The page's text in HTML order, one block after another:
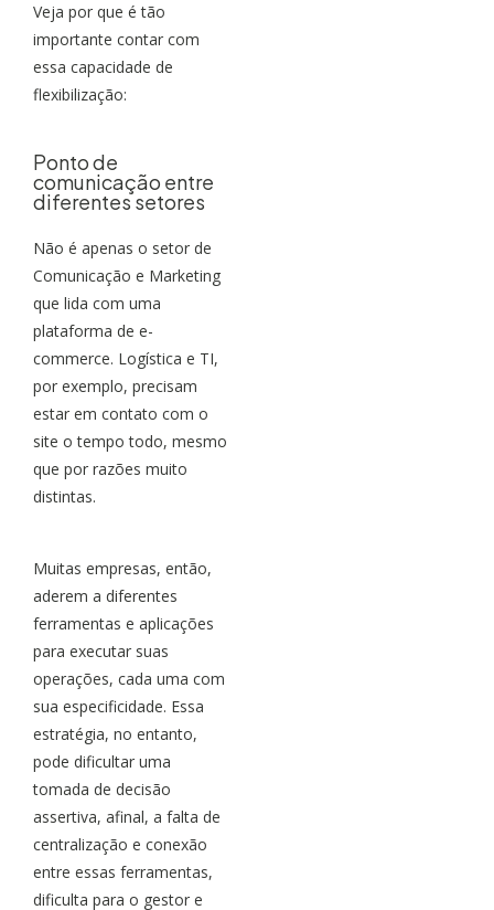
Veja por que é tão
importante contar com
essa capacidade de
flexibilização:
Ponto de
comunicação entre
diferentes setores
Não é apenas o setor de
Comunicação e Marketing
que lida com uma
plataforma de e-
commerce. Logística e TI,
por exemplo, precisam
estar em contato com o
site o tempo todo, mesmo
que por razões muito
distintas.
Muitas empresas, então,
aderem a diferentes
ferramentas e aplicações
para executar suas
operações, cada uma com
sua especificidade. Essa
estratégia, no entanto,
pode dificultar uma
tomada de decisão
assertiva, afinal, a falta de
centralização e conexão
entre essas ferramentas,
dificulta para o gestor e